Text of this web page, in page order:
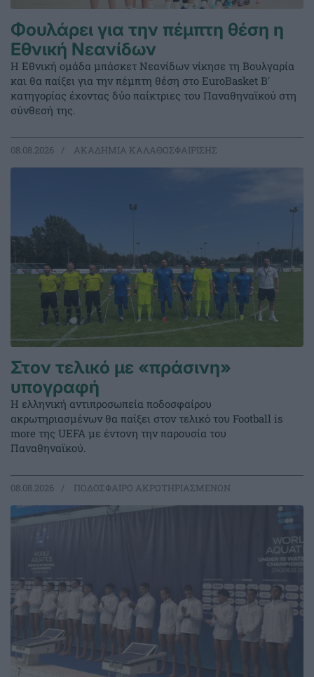
Φουλάρει για την πέμπτη θέση η
Εθνική Νεανίδων
Η Εθνική ομάδα μπάσκετ Νεανίδων νίκησε τη Βουλγαρία
και θα παίξει για την πέμπτη θέση στο EuroBasket Β'
κατηγορίας έχοντας δύο παίκτριες του Παναθηναϊκού στη
σύνθεσή της.
08.08.2026 ΑΚΑΔΗΜΙΑ ΚΑΛΑΘΟΣΦΑΙΡΙΣΗΣ
Στον τελικό με «πράσινη»
υπογραφή
Η ελληνική αντιπροσωπεία ποδοσφαίρου
ακρωτηριασμένων θα παίξει στον τελικό του Football is
more της UEFA με έντονη την παρουσία του
Παναθηναϊκού.
08.08.2026 ΠΟΔΟΣΦΑΙΡΟ ΑΚΡΩΤΗΡΙΑΣΜΕΝΩΝ